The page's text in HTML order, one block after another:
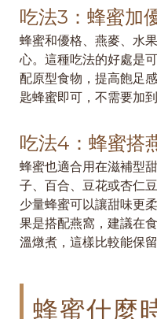
吃法3：蜂蜜加
蜂蜜和優格、燕麥、水
心。這種吃法的好處是
配原型食物，提高飽足
匙蜂蜜即可，不需要加到
吃法4：蜂蜜搭
蜂蜜也適合用在滋補型
子、百合、豆花或杏仁
少量蜂蜜可以讓甜味更
果是搭配燕窩，建議在
溫燉煮，這樣比較能保留
蜂蜜什麼